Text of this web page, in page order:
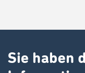
Sie haben